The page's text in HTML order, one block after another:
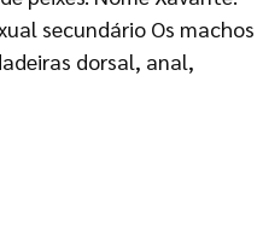
secundário Os machos
dorsal, anal,